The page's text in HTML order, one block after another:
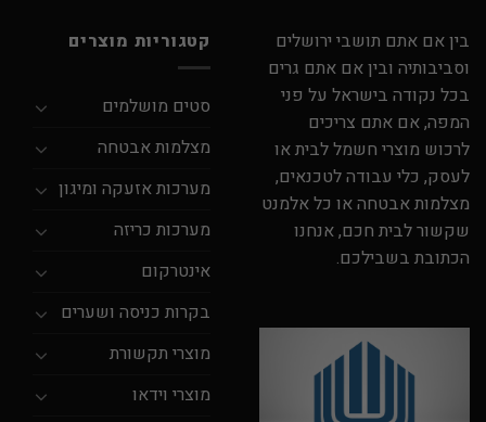
בין אם אתם תושבי ירושלים
וסביבותיה ובין אם אתם גרים
בכל נקודה בישראל על פני
המפה, אם אתם צריכים
לרכוש מוצרי חשמל לבית או
לעסק, כלי עבודה לטכנאים,
מצלמות אבטחה או כל אלמנט
שקשור לבית חכם, אנחנו
הכתובת בשבילכם.
קטגוריות מוצרים
סטים מושלמים
מצלמות אבטחה
מערכות אזעקה ומיגון
מערכות כריזה
אינטרקום
בקרות כניסה ושערים
מוצרי תקשורת
מוצרי וידאו